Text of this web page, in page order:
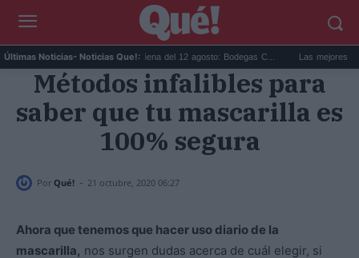
Últimas Noticias- Noticias Que!:
Eclipse solar en Cariñena del 12 agosto: Bodegas C... Las mejores
Métodos infalibles para
saber que tu mascarilla es
100% segura
Por Qué! - 21 octubre, 2020 06:27
Ahora que tenemos que hacer uso diario de la
mascarilla, nos surgen dudas acerca de cuál elegir, si